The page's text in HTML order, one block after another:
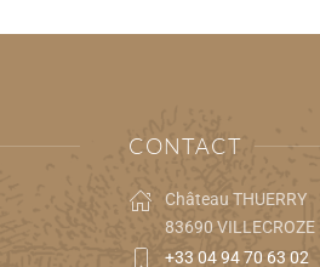
CONTACT
Château THUERRY
83690 VILLECROZE
+33 04 94 70 63 02